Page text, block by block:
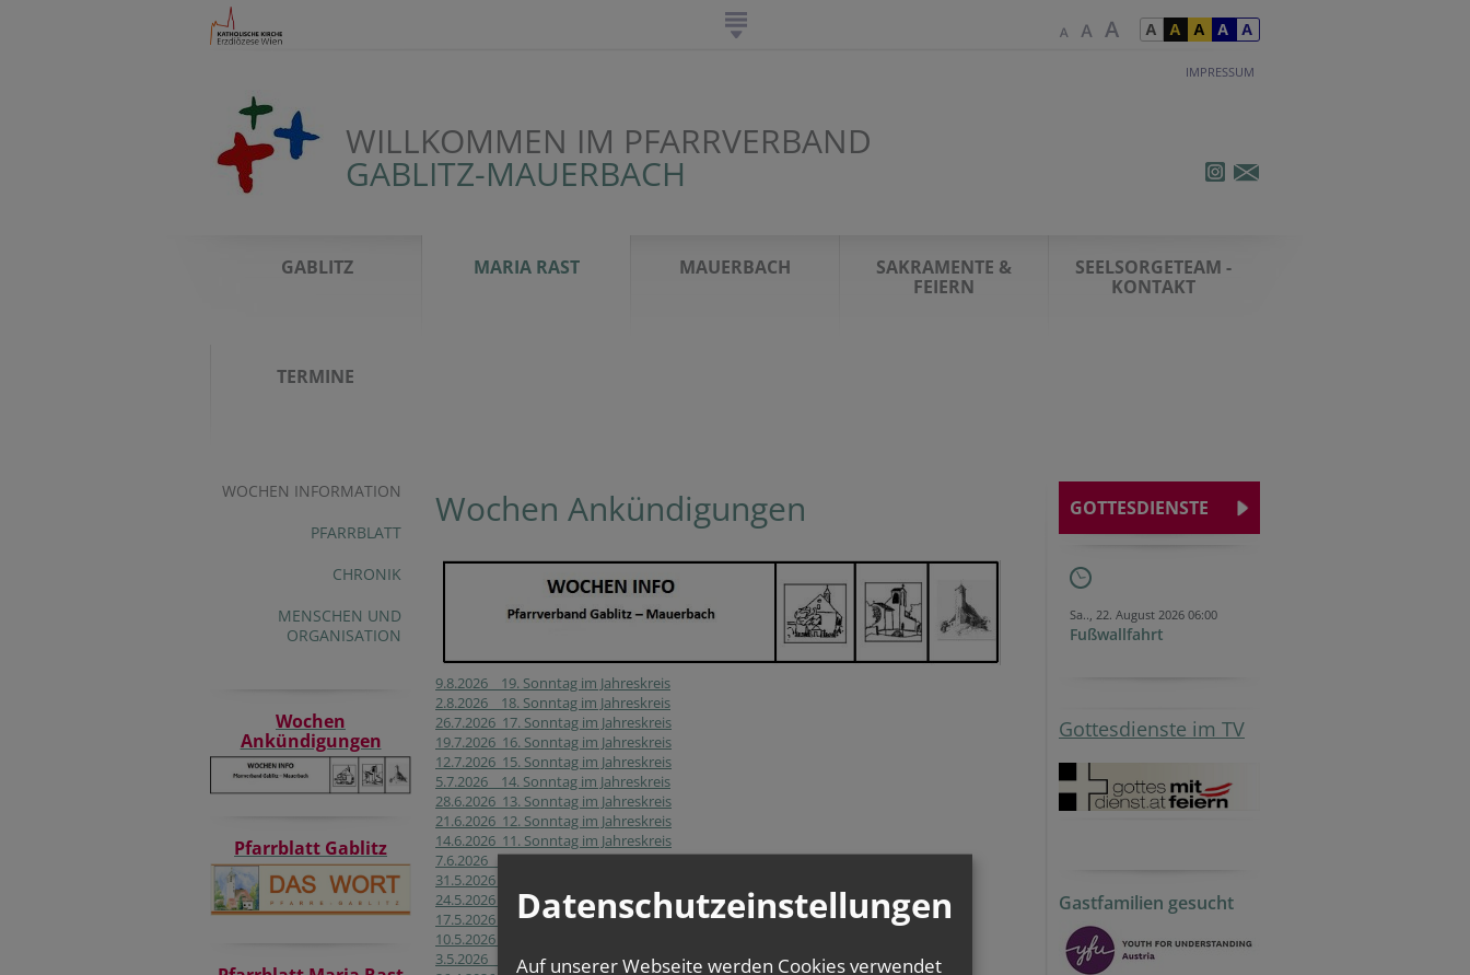
IMPRESSUM
WILLKOMMEN IM PFARRVERBAND
GABLITZ-MAUERBACH
GABLITZ MARIA RAST MAUERBACH
SAKRAMENTE &
FEIERN
SEELSORGETEAM -
KONTAKT
TERMINE
WOCHEN INFORMATION
PFARRBLATT
CHRONIK
MENSCHEN UND
ORGANISATION
Wochen
Ankündigungen
Pfarrblatt Gablitz
Wochen Ankündigungen
9.8.2026 19. Sonntag im Jahreskreis
2.8.2026 18. Sonntag im Jahreskreis
26.7.2026 17. Sonntag im Jahreskreis
19.7.2026 16. Sonntag im Jahreskreis
12.7.2026 15. Sonntag im Jahreskreis
5.7.2026 14. Sonntag im Jahreskreis
28.6.2026 13. Sonntag im Jahreskreis
21.6.2026 12. Sonntag im Jahreskreis
14.6.2026 11. Sonntag im Jahreskreis
7.6.2026 10. Sonntag im Jahreskreis
31.5.2026 Dreifaltigkeitssonntag
24.5.2026 Pfingsten
17.5.2026 7. Sonntag der Osterzeit
10.5.2026 6. Sonntag der Osterzeit
3.5.2026 5. Sonntag der Osterzeit
GOTTESDIENSTE
Sa.., 22. August 2026 06:00
Fußwallfahrt
Gottesdienste im TV
Gastfamilien gesucht
Datenschutzeinstellungen
Auf unserer Webseite werden Cookies verwendet